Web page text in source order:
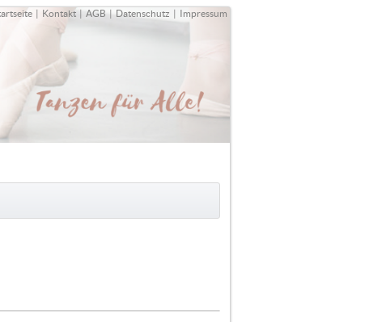
| Kontakt | AGB | Datenschutz | Impressum